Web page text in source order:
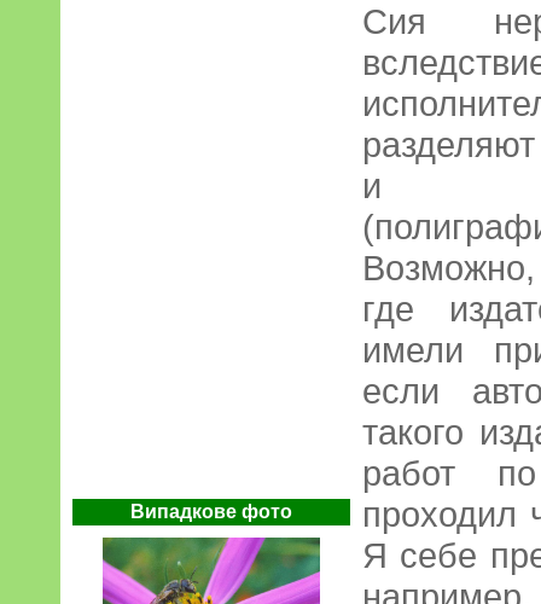
Випадкове фото
Сия
и
где
имели
если
такого
работ
проходил
Я себе